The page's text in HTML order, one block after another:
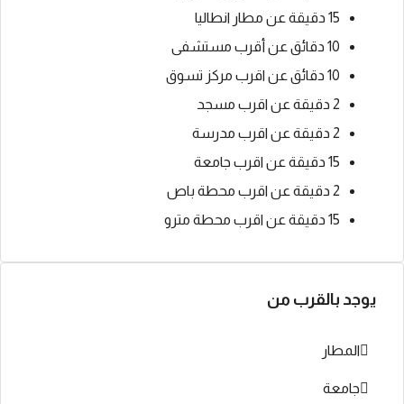
15 دقيقة عن مطار انطاليا
10 دقائق عن أقرب مستشفى
10 دقائق عن اقرب مركز تسوق
2 دقيقة عن اقرب مسجد
2 دقيقة عن اقرب مدرسة
15 دقيقة عن اقرب جامعة
2 دقيقة عن اقرب محطة باص
15 دقيقة عن اقرب محطة مترو
يوجد بالقرب من
المطار
جامعة